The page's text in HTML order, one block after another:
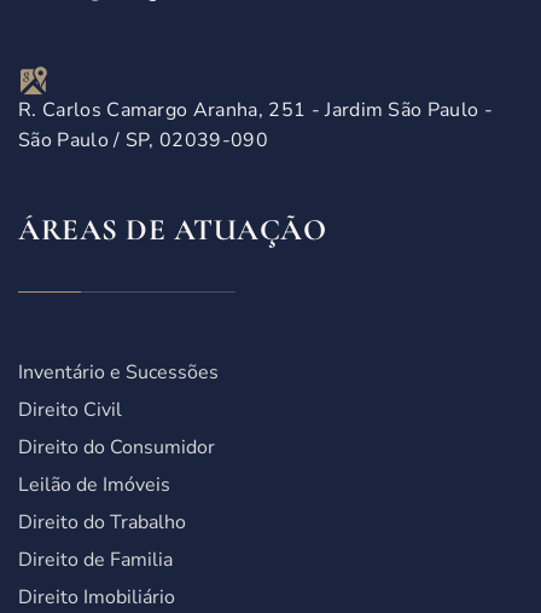
R. Carlos Camargo Aranha, 251 - Jardim São Paulo -
São Paulo / SP, 02039-090
ÁREAS DE ATUAÇÃO
Inventário e Sucessões
Direito Civil
Direito do Consumidor
Leilão de Imóveis
Direito do Trabalho
Direito de Familia
Direito Imobiliário